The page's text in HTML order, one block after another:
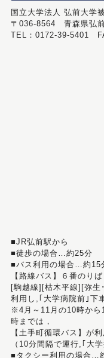
国立大学法人 弘前大学
〒036-8564 青森県弘
TEL：0172-39-5401
■JR弘前駅から
■徒歩の場合…約25分
■バス利用の場合…約15
【路線バス】６番のりば
[駒越線][枯木平線][弥生
利用し,｢大学病院前｣下
※4月～11月の10時から
時までは，
【土手町循環バス】が利
（10分間隔で運行,｢大
■タクシー利用の場合…